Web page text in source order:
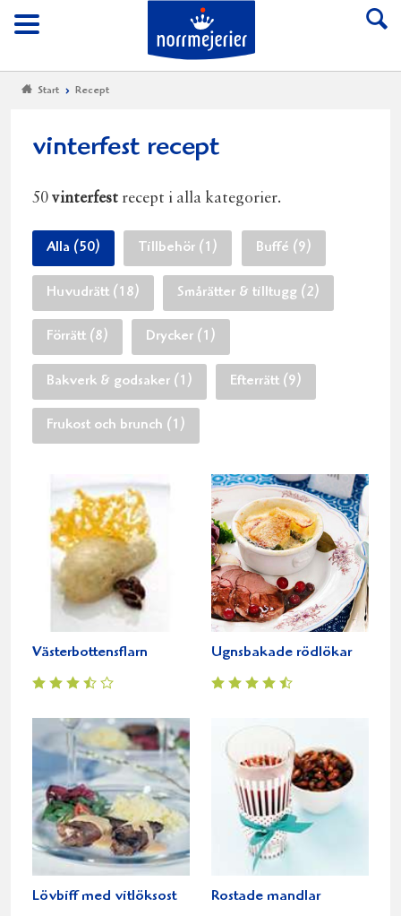
Meny
Till Norrmejerier
Start Recept
vinterfest recept
50 vinterfest recept i alla kategorier.
Alla (50) Tillbehör (1) Buffé (9)
Huvudrätt (18) Smårätter & tilltugg (2)
Förrätt (8) Drycker (1)
Bakverk & godsaker (1) Efterrätt (9)
Frukost och brunch (1)
Västerbottensflarn Ugnsbakade rödlökar
Lövbiff med vitlöksost Rostade mandlar